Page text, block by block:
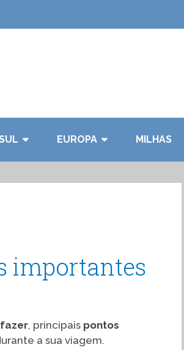
EUROPA MILHAS
importantes
, principais pontos
a sua viagem.